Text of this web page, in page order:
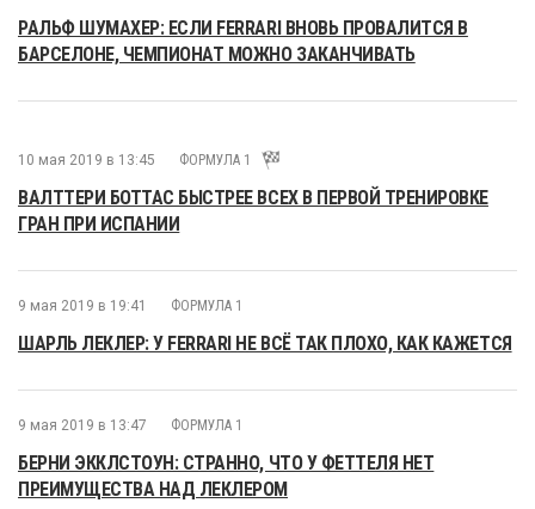
РАЛЬФ ШУМАХЕР: ЕСЛИ FERRARI ВНОВЬ ПРОВАЛИТСЯ В
БАРСЕЛОНЕ, ЧЕМПИОНАТ МОЖНО ЗАКАНЧИВАТЬ
10 мая 2019 в 13:45 ФОРМУЛА 1
ВАЛТТЕРИ БОТТАС БЫСТРЕЕ ВСЕХ В ПЕРВОЙ ТРЕНИРОВКЕ
ГРАН ПРИ ИСПАНИИ
9 мая 2019 в 19:41 ФОРМУЛА 1
ШАРЛЬ ЛЕКЛЕР: У FERRARI НЕ ВСЁ ТАК ПЛОХО, КАК КАЖЕТСЯ
9 мая 2019 в 13:47 ФОРМУЛА 1
БЕРНИ ЭККЛСТОУН: СТРАННО, ЧТО У ФЕТТЕЛЯ НЕТ
ПРЕИМУЩЕСТВА НАД ЛЕКЛЕРОМ